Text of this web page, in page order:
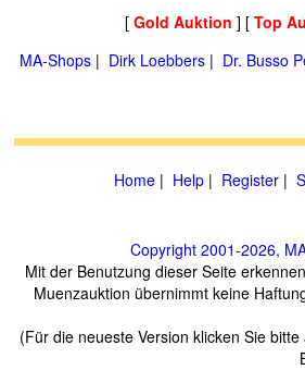
[ Gold Auktion ] [ Top
MA-Shops | Dirk Loebbers | Dr. Busso
Home | Help | Register |
Copyright 2001-2026,
Mit der Benutzung dieser Seite
Muenzauktion übernimmt keine
(Für die neueste Version klicken Sie